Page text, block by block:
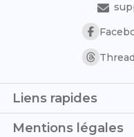
Liens rapides
Page d'accueil
Mentions légales